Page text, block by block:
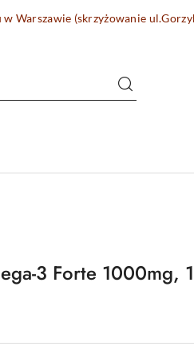
Warszawie (skrzyżowanie
3 Forte 1000mg,